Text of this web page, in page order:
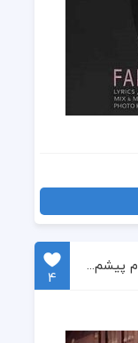
دانلود آهنگ جدید ماکان باند بنام پیشم بخند
4